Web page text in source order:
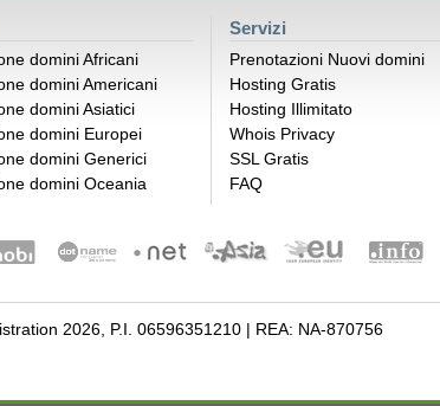
domini Africani
domini Americani
domini Asiatici
domini Europei
domini Generici
domini Oceania
Servizi
Prenotazioni Nuovi domini
Hosting Gratis
Hosting Illimitato
Whois Privacy
SSL Gratis
FAQ
2026, P.I. 06596351210 | REA: NA-870756